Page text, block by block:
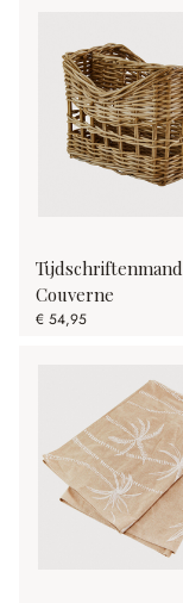
Tijdschriftenmand
Couverne
€ 54,95